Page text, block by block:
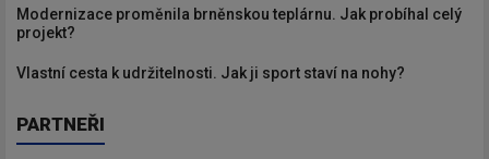
Modernizace proměnila brněnskou teplárnu. Jak probíhal celý
projekt?
Vlastní cesta k udržitelnosti. Jak ji sport staví na nohy?
PARTNEŘI